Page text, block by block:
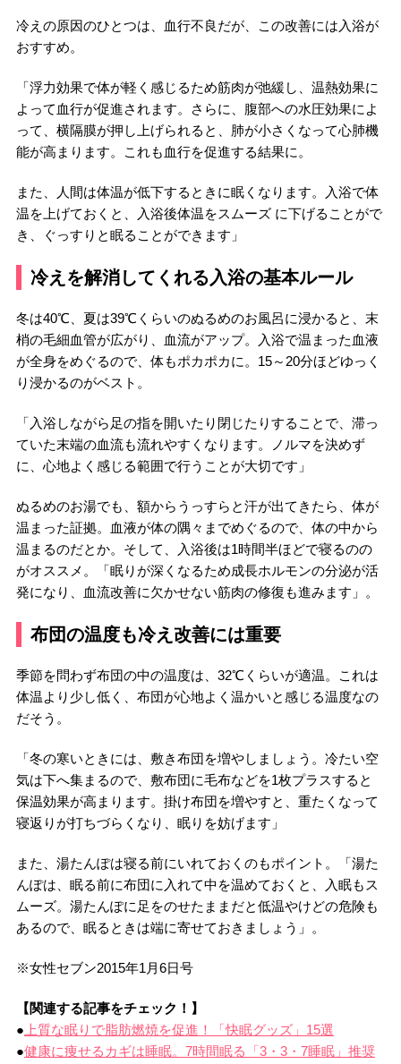
冷えの原因のひとつは、血行不良だが、この改善には入浴が
おすすめ。
「浮力効果で体が軽く感じるため筋肉が弛緩し、温熱効果に
よって血行が促進されます。さらに、腹部への水圧効果によ
って、横隔膜が押し上げられると、肺が小さくなって心肺機
能が高まります。これも血行を促進する結果に。
また、人間は体温が低下するときに眠くなります。入浴で体
温を上げておくと、入浴後体温をスムーズ に下げることがで
き、ぐっすりと眠ることができます」
冷えを解消してくれる入浴の基本ルール
冬は40℃、夏は39℃くらいのぬるめのお風呂に浸かると、末
梢の毛細血管が広がり、血流がアップ。入浴で温まった血液
が全身をめぐるので、体もポカポカに。15～20分ほどゆっく
り浸かるのがベスト。
「入浴しながら足の指を開いたり閉じたりすることで、滞っ
ていた末端の血流も流れやすくなります。ノルマを決めず
に、心地よく感じる範囲で行うことが大切です」
ぬるめのお湯でも、額からうっすらと汗が出てきたら、体が
温まった証拠。血液が体の隅々までめぐるので、体の中から
温まるのだとか。そして、入浴後は1時間半ほどで寝るのの
がオススメ。「眠りが深くなるため成長ホルモンの分泌が活
発になり、血流改善に欠かせない筋肉の修復も進みます」。
布団の温度も冷え改善には重要
季節を問わず布団の中の温度は、32℃くらいが適温。これは
体温より少し低く、布団が心地よく温かいと感じる温度なの
だそう。
「冬の寒いときには、敷き布団を増やしましょう。冷たい空
気は下へ集まるので、敷布団に毛布などを1枚プラスすると
保温効果が高まります。掛け布団を増やすと、重たくなって
寝返りが打ちづらくなり、眠りを妨げます」
また、湯たんぽは寝る前にいれておくのもポイント。「湯た
んぽは、眠る前に布団に入れて中を温めておくと、入眠もス
ムーズ。湯たんぽに足をのせたままだと低温やけどの危険も
あるので、眠るときは端に寄せておきましょう」。
※女性セブン2015年1月6日号
【関連する記事をチェック！】
● 上質な眠りで脂肪燃焼を促進！「快眠グッズ」15選
●健康に痩せるカギは睡眠。7時間眠る「3・3・7睡眠」推奨